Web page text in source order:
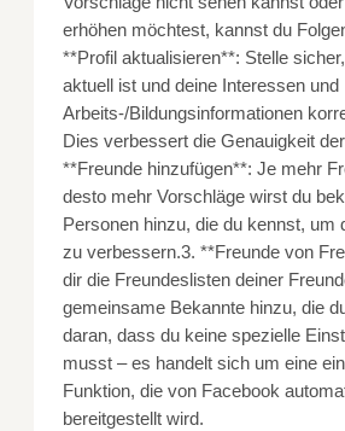
erhöhen möchtest, kannst du
**Profil aktualisieren**: Stelle
aktuell ist und deine Interessen und
Arbeits-/Bildungsinformationen
Dies verbessert die Genauigkeit
**Freunde hinzufügen**: Je mehr
desto mehr Vorschläge wirst du
Personen hinzu, die du kennst, um
zu verbessern.3. **Freunde von
dir die Freundeslisten deiner
gemeinsame Bekannte hinzu, die
daran, dass du keine spezielle
musst – es handelt sich um eine
Funktion, die von Facebook
bereitgestellt wird.